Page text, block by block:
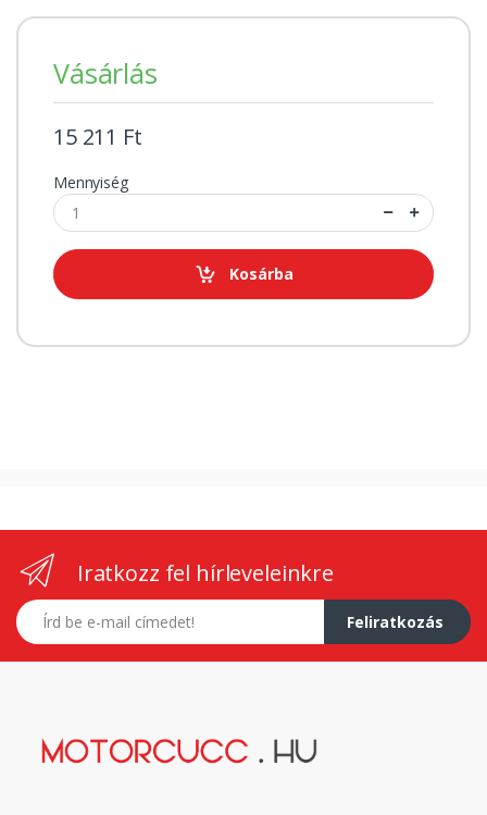
Vásárlás
15 211 Ft
Mennyiség
Kosárba
Iratkozz fel hírleveleinkre
E-mail címed
Feliratkozás